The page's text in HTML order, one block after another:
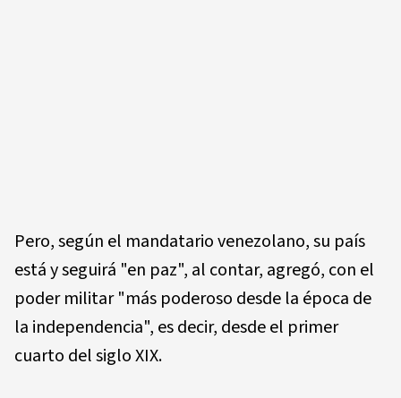
Pero, según el mandatario venezolano, su país
está y seguirá "en paz", al contar, agregó, con el
poder militar "más poderoso desde la época de
la independencia", es decir, desde el primer
cuarto del siglo XIX.